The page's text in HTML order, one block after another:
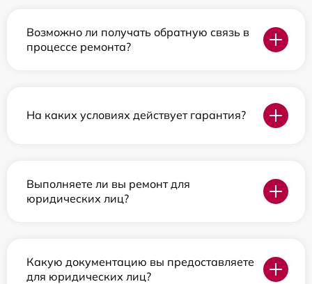
Возможно ли получать обратную связь в
процессе ремонта?
На каких условиях действует гарантия?
Выполняете ли вы ремонт для
юридических лиц?
Какую документацию вы предоставляете
для юридических лиц?